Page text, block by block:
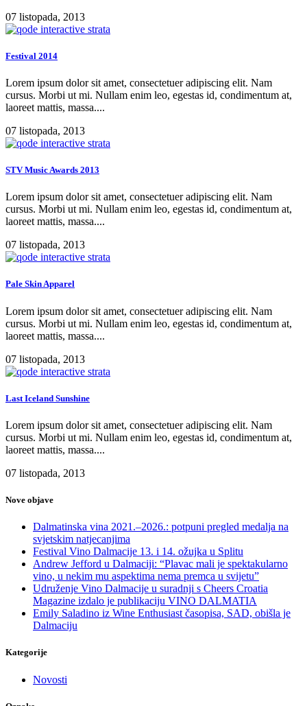
07 listopada, 2013
Festival 2014
Lorem ipsum dolor sit amet, consectetuer adipiscing elit. Nam
cursus. Morbi ut mi. Nullam enim leo, egestas id, condimentum at,
laoreet mattis, massa....
07 listopada, 2013
STV Music Awards 2013
Lorem ipsum dolor sit amet, consectetuer adipiscing elit. Nam
cursus. Morbi ut mi. Nullam enim leo, egestas id, condimentum at,
laoreet mattis, massa....
07 listopada, 2013
Pale Skin Apparel
Lorem ipsum dolor sit amet, consectetuer adipiscing elit. Nam
cursus. Morbi ut mi. Nullam enim leo, egestas id, condimentum at,
laoreet mattis, massa....
07 listopada, 2013
Last Iceland Sunshine
Lorem ipsum dolor sit amet, consectetuer adipiscing elit. Nam
cursus. Morbi ut mi. Nullam enim leo, egestas id, condimentum at,
laoreet mattis, massa....
07 listopada, 2013
Nove objave
Dalmatinska vina 2021.–2026.: potpuni pregled medalja na
svjetskim natjecanjima
Festival Vino Dalmacije 13. i 14. ožujka u Splitu
Andrew Jefford u Dalmaciji: “Plavac mali je spektakularno
vino, u nekim mu aspektima nema premca u svijetu”
Udruženje Vino Dalmacije u suradnji s Cheers Croatia
Magazine izdalo je publikaciju VINO DALMATIA
Emily Saladino iz Wine Enthusiast časopisa, SAD, obišla je
Dalmaciju
Kategorije
Novosti